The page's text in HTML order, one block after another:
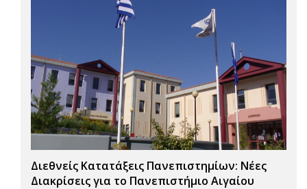
Διεθνείς Κατατάξεις Πανεπιστημίων: Νέες
Διακρίσεις για το Πανεπιστήμιο Αιγαίου